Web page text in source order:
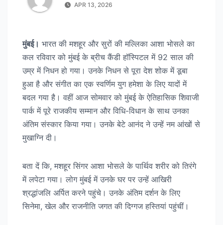
APR 13, 2026
मुंबई। भारत की मशहूर और सुरों की मल्लिका आशा भोसले का
कल रविवार को मुंबई के ब्रीच कैंडी हॉस्पिटल में 92 साल की
उम्र में निधन हो गया। उनके निधन से पूरा देश शोक में डूबा
हुआ है और संगीत का एक स्वर्णिम युग हमेशा के लिए यादों में
बदल गया है। वहीं आज सोमवार को मुंबई के ऐतिहासिक शिवाजी
पार्क में पूरे राजकीय सम्मान और विधि-विधान के साथ उनका
अंतिम संस्कार किया गया। उनके बेटे आनंद ने उन्हें नम आंखों से
मुखाग्नि दी।
बता दें कि, मशहूर सिंगर आशा भोसले के पार्थिव शरीर को तिरंगे
में लपेटा गया। लोग मुंबई में उनके घर पर उन्हें आखिरी
श्रद्धांजलि अर्पित करने पहुंचे। उनके अंतिम दर्शन के लिए
सिनेमा, खेल और राजनीति जगत की दिग्गज हस्तियां पहुंचीं।